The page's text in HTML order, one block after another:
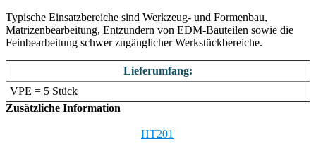
Typische Einsatzbereiche sind Werkzeug- und Formenbau,
Matrizenbearbeitung, Entzundern von EDM-Bauteilen sowie die
Feinbearbeitung schwer zugänglicher Werkstückbereiche.
Lieferumfang:
VPE = 5 Stück
Zusätzliche Information
HT201